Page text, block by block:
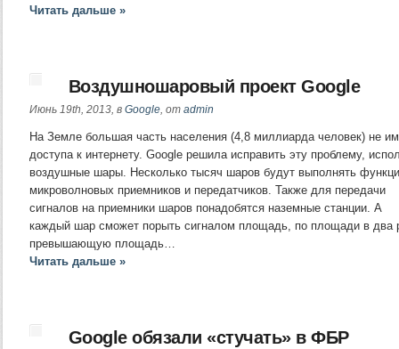
Читать дальше »
Воздушношаровый проект Google
Июнь 19th, 2013, в Google, от admin
На Земле большая часть населения (4,8 миллиарда человек) не
доступа к интернету. Google решила исправить эту проблему,
воздушные шары. Несколько тысяч шаров будут выполнять
микроволновых приемников и передатчиков. Также для передачи
сигналов на приемники шаров понадобятся наземные станции. А
каждый шар сможет порыть сигналом площадь, по площади в два
превышающую площадь…
Читать дальше »
Google обязали «стучать» в ФБР